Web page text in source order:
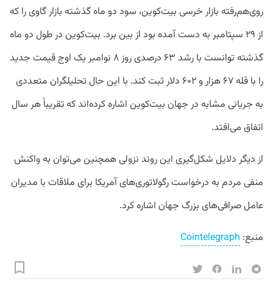
روی‌هم‌رفته بازار خرسی بیت‌کوین، سود دو ماه گذشته بازار گاوی را که
از ۲۹ سپتامبر به دست آمده بود از بین برد. بیت‌کوین در طول دو ماه
گذشته توانست با رشد ۶۳ درصدی روز ۸ نوامبر یک اوج قیمت جدید
را با قله‌ ۶۷ هزار و ۶۰۲ دلار ثبت کند. با این حال تحلیلگران متعددی
به جریانی مشابه در جهان بیت‌کوین اشاره کرده‌اند که تقریباً هر سال
اتفاق می‌افتد.
از دیگر دلایل شکل‌گیری این روند نزولی همچنین می‌توان به واکنش
منفی مردم به درخواست رگولاتوری‌های آمریکا برای ملاقات با مدیران
عامل‌ صرافی‌‌های بزرگ جهان اشاره کرد.
منبع: Cointelegraph